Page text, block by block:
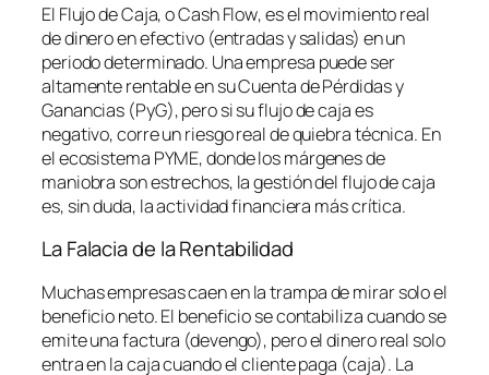
El Flujo de Caja, oCash Flow, es el movimiento real
de dinero en efectivo (entradas y salidas) en un
periodo determinado. Una empresa puede ser
altamente rentable en su Cuenta de Pérdidas y
Ganancias (PyG), pero si su flujo de caja es
negativo, corre un riesgo real de quiebra técnica. En
el ecosistema PYME, donde los márgenes de
maniobra son estrechos, la gestión del flujo de caja
es, sin duda, la actividad financiera más crítica.
La Falacia de la Rentabilidad
Muchas empresas caen en la trampa de mirar solo el
beneficio neto. El beneficio se contabiliza cuando se
emite una factura (devengo), pero el dinero real solo
entra en la caja cuando el cliente paga (caja). La